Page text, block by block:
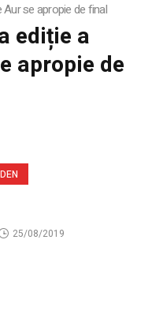
Aur se apropie de final
ediție a
apropie de
25/08/2019